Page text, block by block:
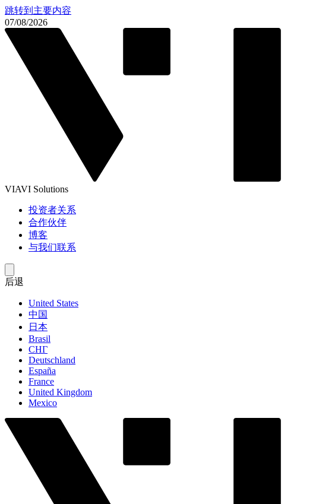
跳转到主要内容
07/08/2026
VIAVI Solutions
投资者关系
合作伙伴
博客
与我们联系
后退
United States
中国
日本
Brasil
СНГ
Deutschland
España
France
United Kingdom
Mexico